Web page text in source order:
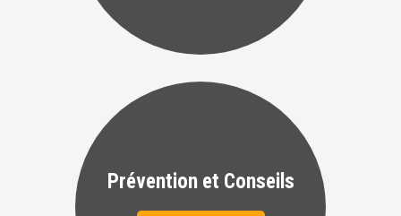
Prévention et Conseils